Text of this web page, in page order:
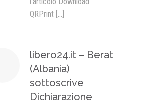
QRPrint [...]
libero24.it – Berat
(Albania)
sottoscrive
Dichiarazione